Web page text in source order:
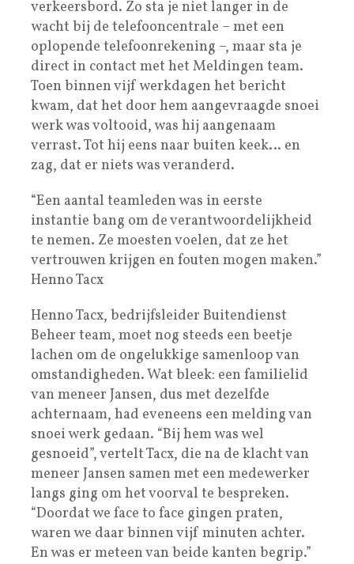
verkeersbord. Zo sta je niet langer in de
wacht bij de telefooncentrale – met een
oplopende telefoonrekening –, maar sta je
direct in contact met het Meldingen team.
Toen binnen vijf werkdagen het bericht
kwam, dat het door hem aangevraagde snoei
werk was voltooid, was hij aangenaam
verrast. Tot hij eens naar buiten keek… en
zag, dat er niets was veranderd.
“Een aantal teamleden was in eerste
instantie bang om de verantwoordelijkheid
te nemen. Ze moesten voelen, dat ze het
vertrouwen krijgen en fouten mogen maken.”
Henno Tacx
Henno Tacx, bedrijfsleider Buitendienst
Beheer team, moet nog steeds een beetje
lachen om de ongelukkige samenloop van
omstandigheden. Wat bleek: een familielid
van meneer Jansen, dus met dezelfde
achternaam, had eveneens een melding van
snoei werk gedaan. “Bij hem was wel
gesnoeid”, vertelt Tacx, die na de klacht van
meneer Jansen samen met een medewerker
langs ging om het voorval te bespreken.
“Doordat we face to face gingen praten,
waren we daar binnen vijf minuten achter.
En was er meteen van beide kanten begrip.”